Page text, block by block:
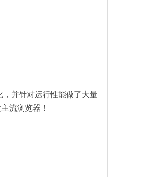
并针对运行性能做了大量
流浏览器！